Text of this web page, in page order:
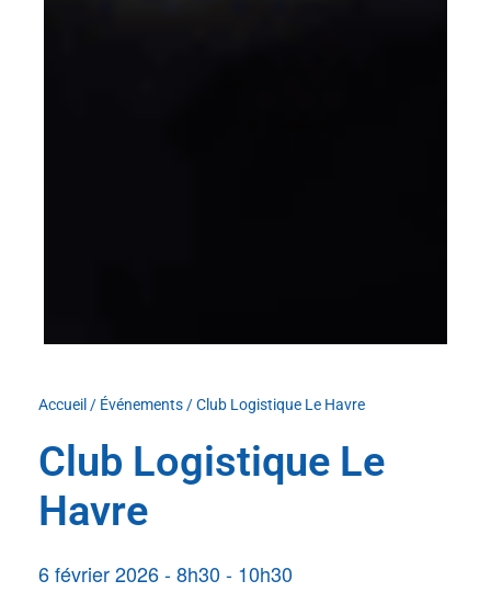
Accueil / Événements /Club Logistique Le Havre
Club Logistique Le
Havre
6 février 2026-8h30- 10h30